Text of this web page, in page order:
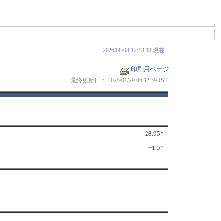
2026/08/08 12:13:33 現在
印刷用ページ
最終更新日： 2025/01/29 06:12:39 JST
28.95*
+1.5*